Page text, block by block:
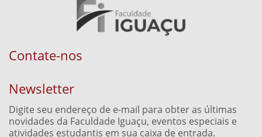
Contate-nos
Newsletter
Digite seu endereço de e-mail para obter as últimas
novidades da Faculdade Iguaçu, eventos especiais e
atividades estudantis em sua caixa de entrada.